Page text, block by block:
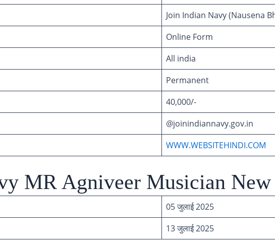
Join Indian Navy (Nausena
Online Form
All india
Permanent
40,000/-
@joinindiannavy.gov.in
WWW.WEBSITEHINDI.COM
MR Agniveer Musician
05 जुलाई 2025
13 जुलाई 2025